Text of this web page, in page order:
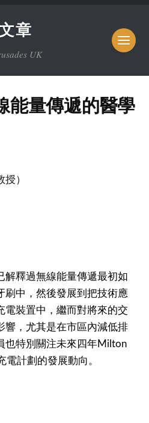
章
UK
能量傳遞的醫學
）
解釋過無線能量傳遞最初如
刷中，然後發展到把技術應
電裝置中，繼而對將來的交
響，尤其是在市區內減低排
也特別關注未來四年Milton
電計劃的發展動向。